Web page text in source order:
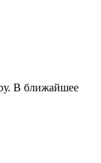
В ближайшее